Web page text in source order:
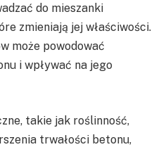
do mieszanki
zmieniają jej właściwości.
może powodować
i wpływać na jego
takie jak roślinność,
trwałości betonu,